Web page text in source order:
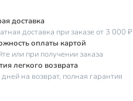
доставка
доставка при заказе от 3 000 ₽
оплаты картой
или при получении заказа
легкого возврата
на возврат, полная гарантия